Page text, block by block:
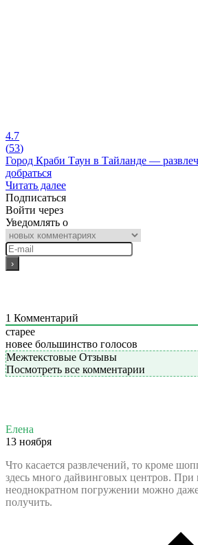
4.7
(53)
Город Краби Таун в Тайланде —
добраться
Читать далее
Подписаться
Войти через
Уведомлять о
1 Комментарий
старее
новее большинство голосов
Межтекстовые Отзывы
Посмотреть все комментарии
Елена
13 ноября
Что касается развлечений, то кроме
здесь много дайвинговых центров.
неоднократном погружении можно
получить.